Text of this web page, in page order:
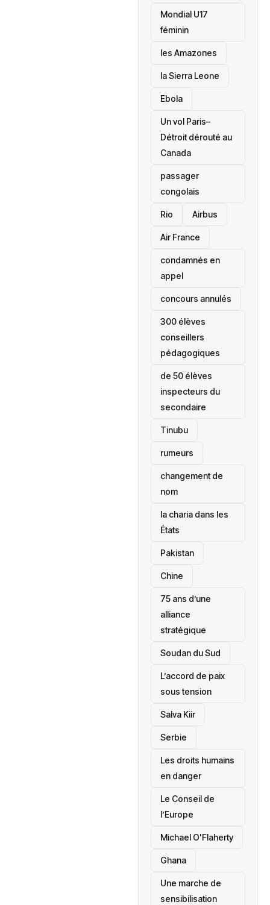
Mondial U17
féminin
les Amazones
la Sierra Leone
‎Ebola
Un vol Paris–
Détroit dérouté au
Canada
passager
congolais
Rio Airbus
Air France
condamnés en
appel
concours annulés
300 élèves
conseillers
pédagogiques
de 50 élèves
inspecteurs du
secondaire
Tinubu
rumeurs
changement de
nom
la charia dans les
États
‎Pakistan
Chine
75 ans d’une
alliance
stratégique
‎Soudan du Sud
L’accord de paix
sous tension
Salva Kiir
‎Serbie
Les droits humains
en danger
‎Le Conseil de
l’Europe
Michael O'Flaherty
‎Ghana
Une marche de
sensibilisation